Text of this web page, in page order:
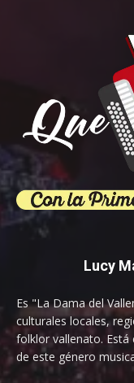
Lucy
Es "La Dama del
culturales locales,
folklor vallenato. Está
de este género